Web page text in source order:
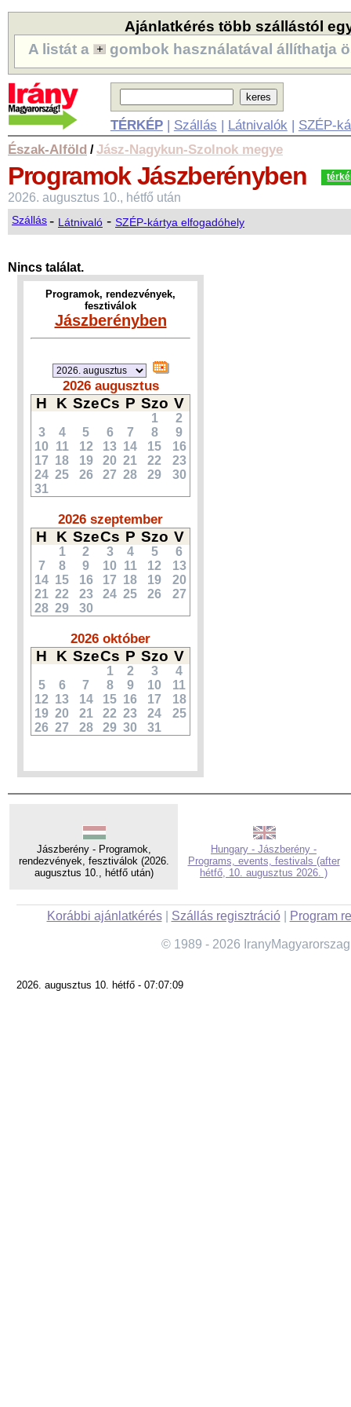
Ajánlatkérés több szállástól
A listát a
gombok használatával állíthatja
TÉRKÉP| Szállás | Látnivalók | SZÉP-
Észak-Alföld /Jász-Nagykun-Szolnok megye
Programok Jászberényben
2026. augusztus 10., hétfő után
Szállás- Látnivaló - SZÉP-kártya elfogadóhely
Nincs találat.
Programok, rendezvények,
fesztiválok
Jászberényben
2026 augusztus
H K SzeCs P Szo V
1
2
3
4 5 6 7 8
9
10
11 12 13 14 15
16
17 18 19 20 21 22
23
24 25 26 27 28 29
30
31
2026 szeptember
H K SzeCs P Szo V
1 2 3 4 5
6
7
8 9 10 11 12
13
14 15 16 17 18 19
20
21 22 23 24 25 26
27
28 29 30
2026 október
H K SzeCs P Szo V
1 2 3
4
5
6 7 8 9 10
11
12 13 14 15 16 17
18
19 20 21 22 23 24
25
26 27 28 29 30 31
Jászberény - Programok,
rendezvények, fesztiválok (2026.
augusztus 10., hétfő után)
Hungary - Jászberény -
Programs, events, festivals (after
hétfő, 10. augusztus 2026. )
Korábbi ajánlatkérés| Szállás regisztráció| Program
© 1989 - 2026
2026. augusztus 10. hétfő - 07:07:09